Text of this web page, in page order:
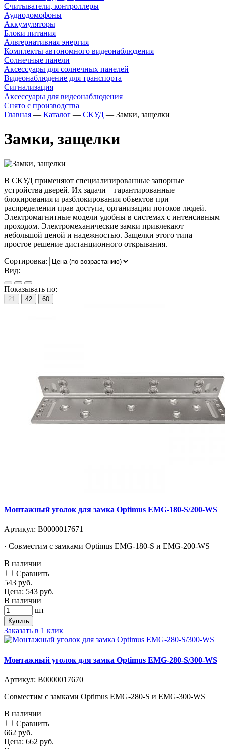
Считыватели, контроллеры
Аудиодомофоны
Аккумуляторы
Блоки питания
Альтернативная энергия
Комплекты автономного видеонаблюдения
Солнечные панели
Аксессуары для солнечных панелей
Видеонаблюдение для транспорта
Сигнализация
Аксессуары для видеонаблюдения
Снято с производства
Главная — Каталог — СКУД — Замки, защелки
Замки, защелки
В СКУД применяют специализированные запорные
устройства дверей. Их задачи – гарантированные
блокирования и разблокирования объектов при
распределении прав доступа, организации потоков людей.
Электромагнитные модели удобны в системах с интенсивным
проходом. Электромеханические замки привлекают
небольшой ценой и надежностью. Защелки этого типа –
простое решение дистанционного открывания.
Сортировка:
Вид:
Показывать по:
21 42 60
Монтажный уголок для замка Optimus EMG-180-S/200-WS
Артикул: В0000017671
· Совместим с замками Optimus EMG-180-S и EMG-200-WS
В наличии
Cравнить
543 руб.
Цена: 543 руб.
В наличии
шт
Купить
Заказать в 1 клик
Монтажный уголок для замка Optimus EMG-280-S/300-WS
Артикул: В0000017670
Совместим с замками Optimus EMG-280-S и EMG-300-WS
В наличии
Cравнить
662 руб.
Цена: 662 руб.